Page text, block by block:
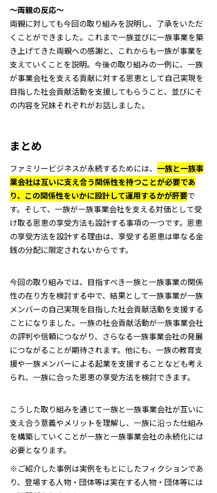
～両親の反応～
両親に対しても今回の取り組みを説明し、了承をいただ
くことができました。これまで一族並びに一族事業を築
き上げてきた両親への感謝と、これからも一族が事業を
支えていくことを説明。今後の取り組みの一例に、一族
が事業会社を支える貢献に対する恩恵として自己実現を
目指した社会貢献活動を支援してもらうこと、並びにそ
の内容を兄妹それぞれがお話しました。
まとめ
ファミリービジネスが永続するためには、 一族と一族事
業会社は互いに支え合う関係性を持つことが必要であ
り、この関係性をいかに設計して運用するかが肝要で
す。そして、一族が一族事業会社を支える対価として受
け取る恩恵の享受方法も設計する事項の一つです。恩恵
の享受方法を設計する理由は、享受する恩恵は単なる金
銭の分配に限定されないからです。
今回の取り組みでは、目指すべき一族と一族事業の関係
性の在り方を検討する中で、結果として一族事業が一族
メンバーの自己実現を目指した社会貢献活動を支援する
ことになりました。一族の社会貢献活動が一族事業会社
の評判や信頼につながり、さらなる一族事業会社の発展
につながることが期待されます。他にも、一族の教育支
援や一族メンバーによる起業を支援することなども考え
られ、一族に合った恩恵の享受方法を検討できます。
こうした取り組みを通じて一族と一族事業会社が互いに
支え合う意義やメリットを理解し、一族に沿った仕組み
を構築していくことが一族と一族事業会社の永続化には
必要となります。
※ご紹介した事例は実例をもとにしたフィクションであ
り、登場する人物・団体等は実在する人物・団体等には